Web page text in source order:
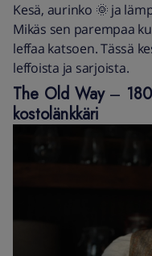
Kesä, aurinko 🌞 ja
Mikäs sen parempaa
leffaa katsoen. Tässä
leffoista ja sarjoista.
The Old Way –
kostolänkkäri